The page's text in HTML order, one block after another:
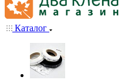
Каталог